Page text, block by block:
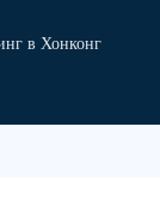
в Хонконг